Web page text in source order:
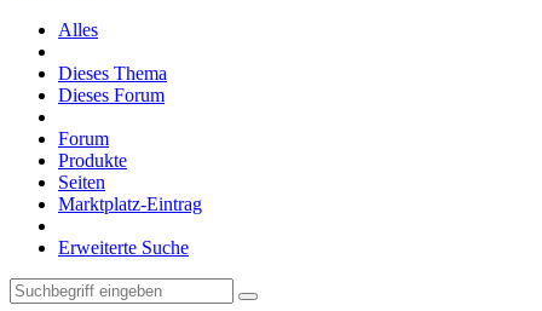
Alles
Dieses Thema
Dieses Forum
Forum
Produkte
Seiten
Marktplatz-Eintrag
Erweiterte Suche